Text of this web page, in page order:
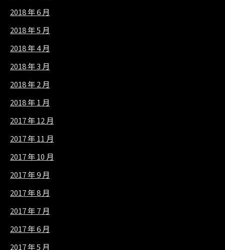
2018 年 6 月
2018 年 5 月
2018 年 4 月
2018 年 3 月
2018 年 2 月
2018 年 1 月
2017 年 12 月
2017 年 11 月
2017 年 10 月
2017 年 9 月
2017 年 8 月
2017 年 7 月
2017 年 6 月
2017 年 5 月